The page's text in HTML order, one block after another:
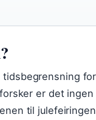
er det
til